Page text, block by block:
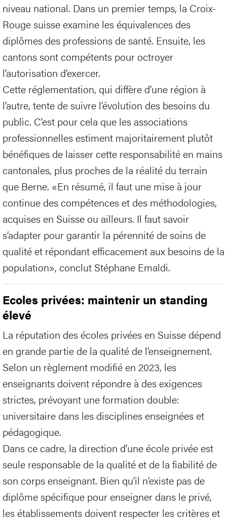
niveau national. Dans un premier temps, la Croix-
Rouge suisse examine les équivalences des
diplômes des professions de santé. Ensuite, les
cantons sont compétents pour octroyer
l’autorisation d’exercer.
Cette réglementation, qui diffère d’une région à
l’autre, tente de suivre l’évolution des besoins du
public. C’est pour cela que les associations
professionnelles estiment majoritairement plutôt
bénéfiques de laisser cette responsabilité en mains
cantonales, plus proches de la réalité du terrain
que Berne. «En résumé, il faut une mise à jour
continue des compétences et des méthodologies,
acquises en Suisse ou ailleurs. Il faut savoir
s’adapter pour garantir la pérennité de soins de
qualité et répondant efficacement aux besoins de la
population», conclut Stéphane Emaldi.
Ecoles privées: maintenir un standing
élevé
La réputation des écoles privées en Suisse dépend
en grande partie de la qualité de l’enseignement.
Selon un règlement modifié en 2023, les
enseignants doivent répondre à des exigences
strictes, prévoyant une formation double:
universitaire dans les disciplines enseignées et
pédagogique.
Dans ce cadre, la direction d’une école privée est
seule responsable de la qualité et de la fiabilité de
son corps enseignant. Bien qu’il n’existe pas de
diplôme spécifique pour enseigner dans le privé,
les établissements doivent respecter les critères et